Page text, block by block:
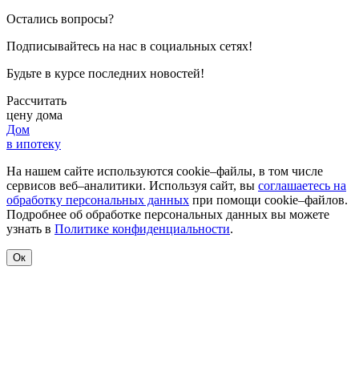
Остались вопросы?
Подписывайтесь на нас в социальных сетях!
Будьте в курсе последних новостей!
Рассчитать
цену дома
Дом
в ипотеку
На нашем сайте используются cookie–файлы, в том числе
сервисов веб–аналитики. Используя сайт, вы соглашаетесь на
обработку персональных данных при помощи cookie–файлов.
Подробнее об обработке персональных данных вы можете
узнать в Политике конфиденциальности.
Ок